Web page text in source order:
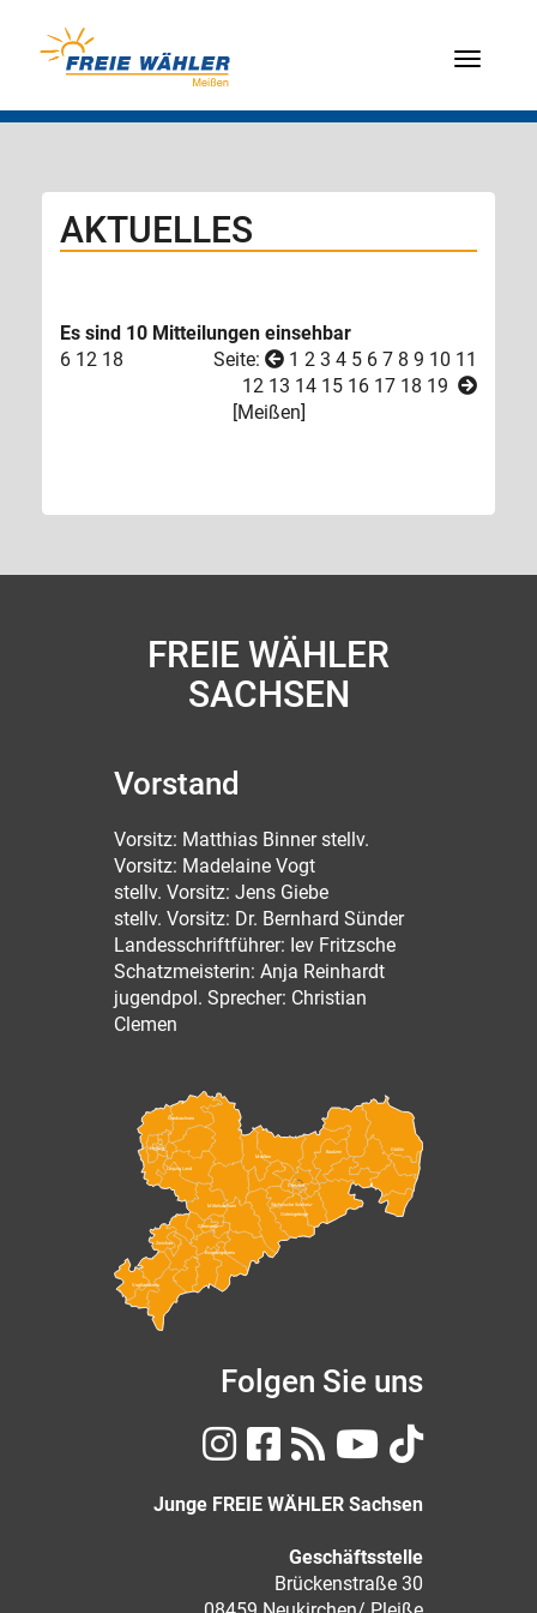
Menü
AKTUELLES
Es sind 10 Mitteilungen einsehbar
6 12 18 Seite: 1 2 3 4 5 6 7 8 9 10 11
12 13 14 15 16 17 18 19
[Meißen]
FREIE WÄHLER
SACHSEN
Vorstand
Vorsitz: Matthias Binner stellv.
Vorsitz: Madelaine Vogt
stellv. Vorsitz: Jens Giebe
stellv. Vorsitz: Dr. Bernhard Sünder
Landesschriftführer: Iev Fritzsche
Schatzmeisterin: Anja Reinhardt
jugendpol. Sprecher: Christian
Clemen
Bautzen Görlitz
Leipzig
Leipzig Land
Meißen
Erzgebirgskreis
Mittelsachsen
Nordsachsen
Osterzgebirge
Sächsische Schweiz-
Vogtlandkreis
Zwickau
Dresden
Chemnitz
Folgen Sie uns
Junge FREIE WÄHLER Sachsen
Geschäftsstelle
Brückenstraße 30